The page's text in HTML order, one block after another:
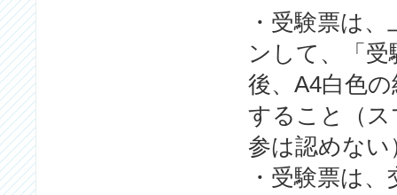
・受験票は
ンして、「
後、A4白色
すること（
参は認めない
・受験票は